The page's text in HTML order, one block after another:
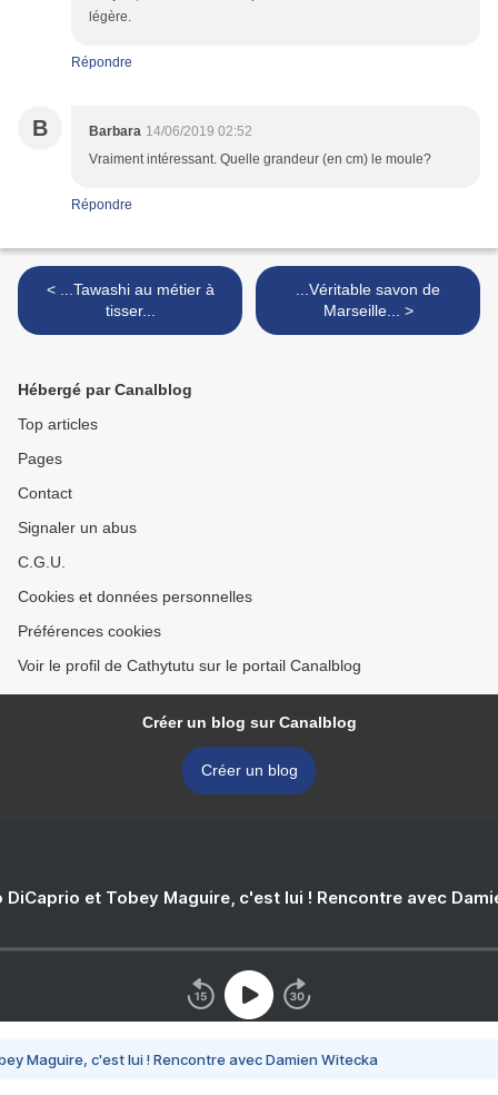
légère.
Répondre
B Barbara 14/06/2019 02:52
Vraiment intéressant. Quelle grandeur (en cm) le moule?
Répondre
< ...Tawashi au métier à
tisser...
...Véritable savon de
Marseille... >
Hébergé par Canalblog
Top articles
Pages
Contact
Signaler un abus
C.G.U.
Cookies et données personnelles
Préférences cookies
Voir le profil de Cathytutu sur le portail Canalblog
Créer un blog sur Canalblog
Créer un blog
DiCaprio et Tobey Maguire, c'est lui ! Rencontre avec
Maguire, c'est lui ! Rencontre avec Damien Witecka